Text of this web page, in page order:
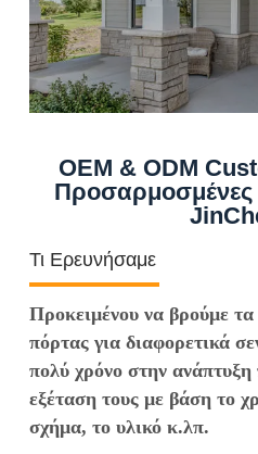
OEM & ODM
Προσαρμοσμένες
Τι Ερευνήσαμε
Προκειμένου να βρούμε
πόρτας για διαφορετικά
πολύ χρόνο στην ανάπτυξη
εξέταση τους με βάση το
σχήμα, το υλικό κ.λπ.